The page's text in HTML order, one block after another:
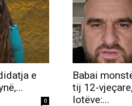
e
0
Babai
tij 12-
lotëve:...